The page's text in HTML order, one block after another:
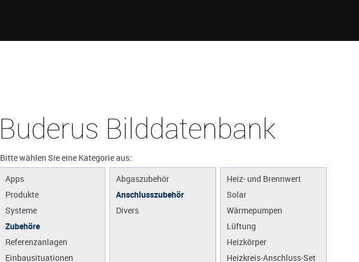
Buderus Bilddatenbank
Bitte wählen Sie eine Kategorie aus:
Apps
Produkte
Systeme
Zubehöre
Referenzanlagen
Einbausituationen
Abgaszubehör
Anschlusszubehör
Divers
Heiz- und Brennwert
Solar
Wärmepumpen
Lüftung
Heizkörper
Heizkreis-Anschluss-Set